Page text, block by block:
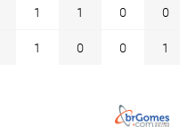
1 1 0 0
1 0 0 1